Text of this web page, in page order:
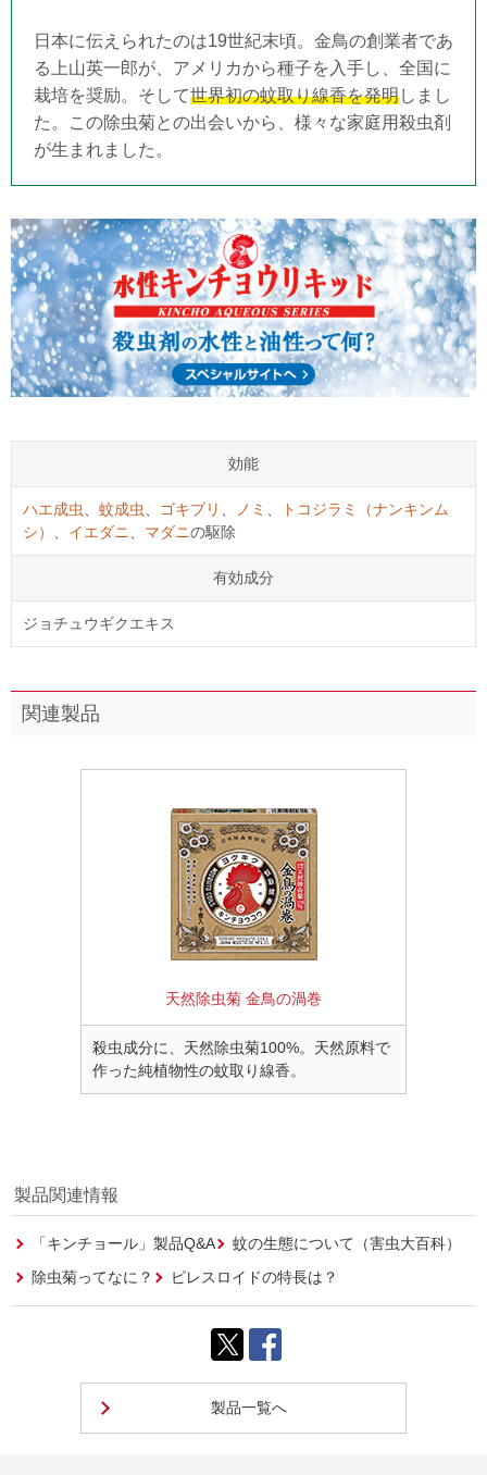
日本に伝えられたのは19世紀末頃。金鳥の創業者であ
る上山英一郎が、アメリカから種子を入手し、全国に
栽培を奨励。そして世界初の蚊取り線香を発明しまし
た。この除虫菊との出会いから、様々な家庭用殺虫剤
が生まれました。
効能
ハエ成虫、 蚊成虫、 ゴキブリ 、 ノミ 、
トコジラミ（ナンキンム
シ） 、 イエダニ、 マダニの駆除
有効成分
ジョチュウギクエキス
関連製品
天然除虫菊 金鳥の渦巻
殺虫成分に、天然除虫菊100%。天然原料で
作った純植物性の蚊取り線香。
製品関連情報
「キンチョール」製品Q&A
蚊の生態について（害虫大百科）
除虫菊ってなに？
ピレスロイドの特長は？
製品一覧へ